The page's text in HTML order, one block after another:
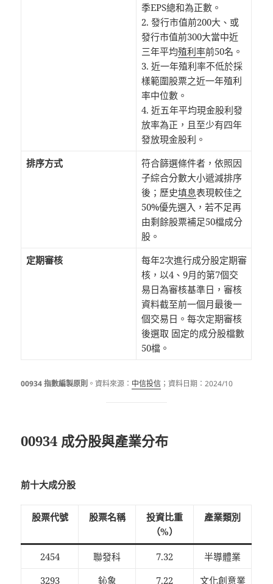
季EPS總和為正數。
2. 發行市值前200大、或
發行市值前300大當中近
三年平均殖利率前50名。
3. 近一年殖利率不低於採
樣範圍股票之近一年殖利
率中位數。
4. 近五年平均現金股利發
放率為正，且至少有四年
發放現金股利。
排序方式
符合篩選條件者，依照因
子綜合分數大小遞減排序
後；歷史填息表現較佳之
50%優先選入，若不足再
由剩餘股票補足50檔成分
股。
定期審核
每年2次進行成分股定期審
核，以4、9月的第7個交
易日為審核基準日，審核
資料截至前一個月最後一
個交易日。每次定期審核
後選取 固定的成分股檔數
50檔。
00934 指數編製原則 。資料來源： 中信投信 ；資料日期：2024/10
00934 成分股與產業分布
前十大成分股
股票代號 股票名稱
投資比重
（%）
產業類別
2454 聯發科 7.32
半導體業
3293
鈊象 7.22 文化創意業